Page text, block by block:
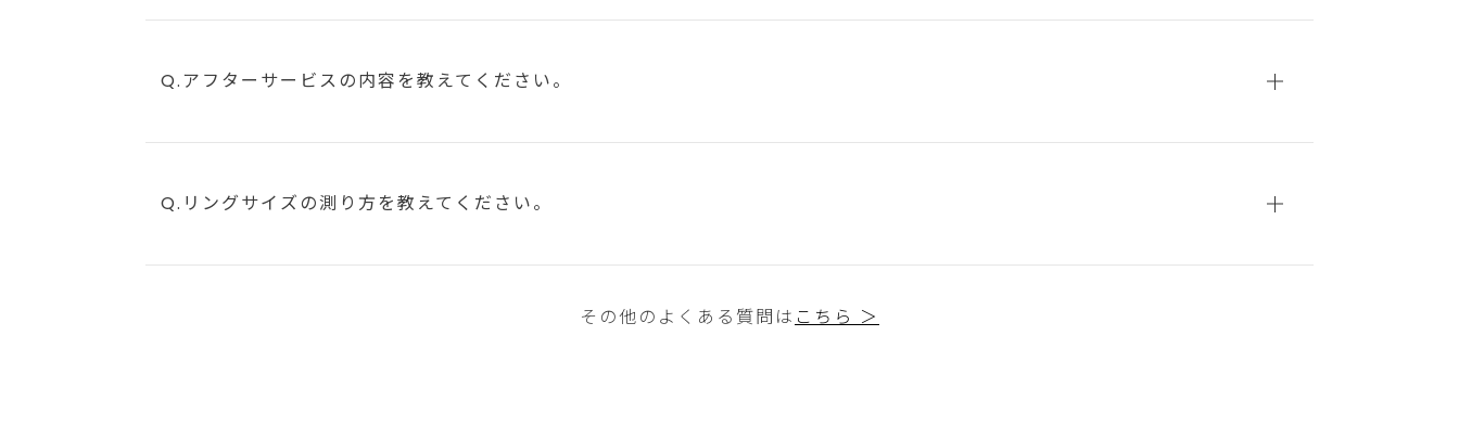
Q.アフターサービスの内容を教えてください。
Q.リングサイズの測り方を教えてください。
その他のよくある質問は こちら ＞